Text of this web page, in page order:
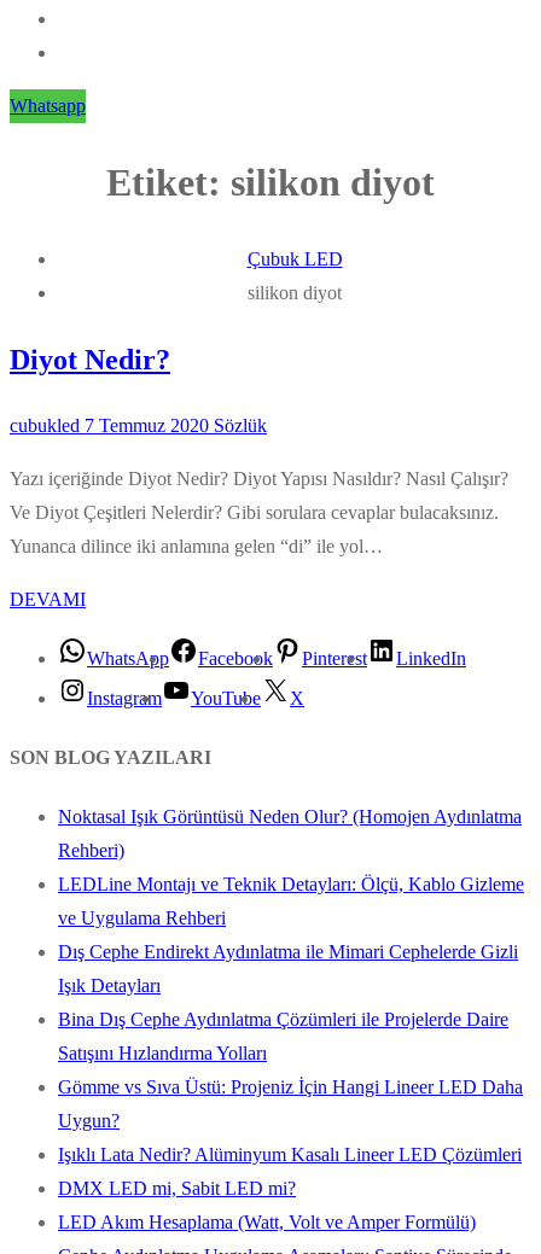
Whatsapp
Etiket: silikon diyot
Çubuk LED
silikon diyot
Diyot Nedir?
cubukled 7 Temmuz 2020 Sözlük
Yazı içeriğinde Diyot Nedir? Diyot Yapısı Nasıldır? Nasıl Çalışır?
Ve Diyot Çeşitleri Nelerdir? Gibi sorulara cevaplar bulacaksınız.
Yunanca dilince iki anlamına gelen “di” ile yol…
DEVAMI
WhatsApp Facebook Pinterest
LinkedIn
Instagram
YouTube X
SON BLOG YAZILARI
Noktasal Işık Görüntüsü Neden Olur? (Homojen Aydınlatma
Rehberi)
LEDLine Montajı ve Teknik Detayları: Ölçü, Kablo Gizleme
ve Uygulama Rehberi
Dış Cephe Endirekt Aydınlatma ile Mimari Cephelerde Gizli
Işık Detayları
Bina Dış Cephe Aydınlatma Çözümleri ile Projelerde Daire
Satışını Hızlandırma Yolları
Gömme vs Sıva Üstü: Projeniz İçin Hangi Lineer LED Daha
Uygun?
Işıklı Lata Nedir? Alüminyum Kasalı Lineer LED Çözümleri
DMX LED mi, Sabit LED mi?
LED Akım Hesaplama (Watt, Volt ve Amper Formülü)